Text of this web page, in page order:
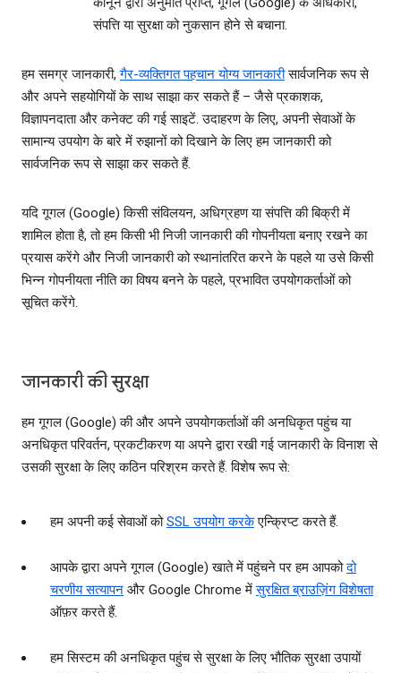
संपत्ति या सुरक्षा को नुकसान होने से बचाना.
हम समग्र जानकारी,गैर-व्यक्तिगत पहचान योग्य जानकारीसार्वजनिक रूप से
और अपने सहयोगियों के साथ साझा कर सकते हैं – जैसे प्रकाशक,
विज्ञापनदाता और कनेक्ट की गई साइटें. उदाहरण के लिए, अपनी सेवाओं के
सामान्य उपयोग के बारे में रुझानों को दिखाने के लिए हम जानकारी को
सार्वजनिक रूप से साझा कर सकते हैं.
यदि गूगल (Google) किसी संविलयन, अधिग्रहण या संपत्ति की बिक्री में
शामिल होता है, तो हम किसी भी निजी जानकारी की गोपनीयता बनाए रखने का
प्रयास करेंगे और निजी जानकारी को स्थानांतरित करने के पहले या उसे किसी
भिन्न गोपनीयता नीति का विषय बनने के पहले, प्रभावित उपयोगकर्ताओं को
सूचित करेंगे.
जानकारी की सुरक्षा
हम गूगल (Google) की और अपने उपयोगकर्ताओं की अनधिकृत पहुंच या
अनधिकृत परिवर्तन, प्रकटीकरण या अपने द्वारा रखी गई जानकारी के विनाश से
उसकी सुरक्षा के लिए कठिन परिश्रम करते हैं. विशेष रूप से:
हम अपनी कई सेवाओं कोSSL उपयोग करकेएन्क्रिप्ट करते हैं.
आपके द्वारा अपने गूगल (Google) खाते में पहुंचने पर हम आपकोदो
चरणीय सत्यापन और Google Chrome मेंसुरक्षित ब्राउज़िंग विशेषता
ऑफ़र करते हैं.
हम सिस्टम की अनधिकृत पहुंच से सुरक्षा के लिए भौतिक सुरक्षा उपायों